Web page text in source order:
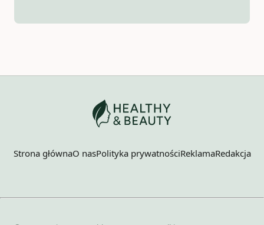
Strona głównaO nasPolityka prywatnościReklamaRedakcja